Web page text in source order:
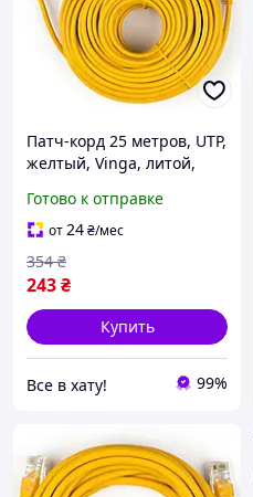
Патч-корд 25 метров, UTP,
желтый, Vinga, литой,
сетевой кабель для
интернета
Готово к отправке
от24₴/мес
243₴
354 ₴
Купить
Все в хату! 99%